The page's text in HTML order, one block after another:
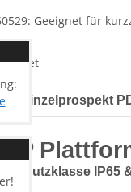
Einzelprospekt
Schutzklasse IP65